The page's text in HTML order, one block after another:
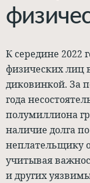
К середине 2022
физических лиц
диковинкой. За
года
полумиллиона
наличие долга
неплательщику
учитывая
и других